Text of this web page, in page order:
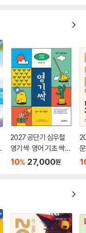
2027 공단기 심우철
영기싹: 영어 기초 싹쓸
이
10% 27,000원
문